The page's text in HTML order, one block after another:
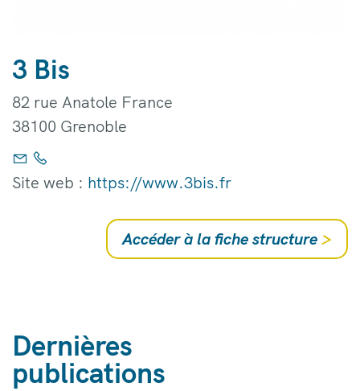
3 Bis
82 rue Anatole France
38100 Grenoble
Site web : https://www.3bis.fr
Accéder à la fiche structure >
Dernières
publications